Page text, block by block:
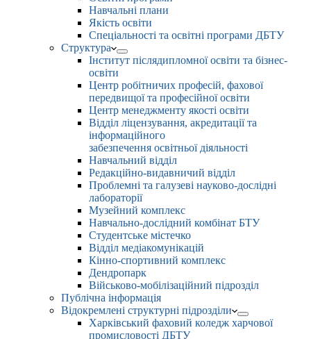
Навчальні плани
Якість освіти
Спеціальності та освітні програми ДБТУ
Структура
Інститут післядипломної освіти та бізнес-
освіти
Центр робітничих професій, фахової
передвищої та професійної освіти
Центр менеджменту якості освіти
Відділ ліцензування, акредитації та
інформаційного
забезпечення освітньої діяльності
Навчальний відділ
Редакційно-видавничий відділ
Проблемні та галузеві науково-дослідні
лабораторії
Музейний комплекс
Навчально-дослідний комбінат БТУ
Студентське містечко
Відділ медіакомунікацій
Кінно-спортивний комплекс
Дендропарк
Військово-мобілізаційний підрозділ
Публічна інформація
Відокремлені структурні підрозділи
Харківський фаховий коледж харчової
промисловості ДБТУ